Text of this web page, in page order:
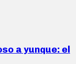
a yunque: el